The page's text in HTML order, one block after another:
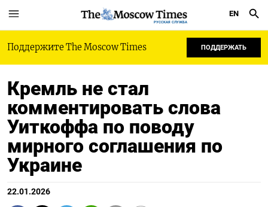
РУССКАЯ СЛУЖБА
EN
Поддержите The Moscow Times ПОДДЕРЖАТЬ
Кремль не стал
комментировать слова
Уиткоффа по поводу
мирного соглашения по
Украине
22.01.2026